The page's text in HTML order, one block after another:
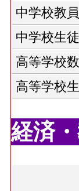
中学校教
中学校生
高等学校
高等学校
経済